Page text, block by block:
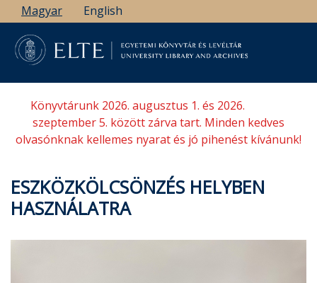
Ugrás
a
tartalomra
Magyar English
Könyvtárunk 2026. augusztus 1. és 2026.
szeptember 5. között zárva tart. Minden kedves
olvasónknak kellemes nyarat és jó pihenést kívánunk!
ESZKÖZKÖLCSÖNZÉS HELYBEN
HASZNÁLATRA